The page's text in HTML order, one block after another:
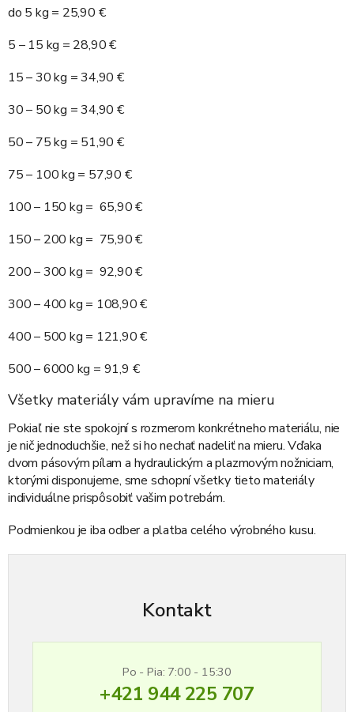
do 5 kg = 25,90 €
5 – 15 kg = 28,90 €
15 – 30 kg = 34,90 €
30 – 50 kg = 34,90 €
50 – 75 kg = 51,90 €
75 – 100 kg = 57,90 €
100 – 150 kg = 65,90 €
150 – 200 kg = 75,90 €
200 – 300 kg = 92,90 €
300 – 400 kg = 108,90 €
400 – 500 kg = 121,90 €
500 – 6000 kg = 91,9 €
Všetky materiály vám upravíme na mieru
Pokiaľ nie ste spokojní s rozmerom konkrétneho materiálu, nie
je nič jednoduchšie, než si ho nechať nadeliť na mieru. Vďaka
dvom pásovým pílam a hydraulickým a plazmovým nožniciam,
ktorými disponujeme, sme schopní všetky tieto materiály
individuálne prispôsobiť vašim potrebám.
Podmienkou je iba odber a platba celého výrobného kusu.
Kontakt
Po - Pia: 7:00 - 15:30
+421 944 225 707